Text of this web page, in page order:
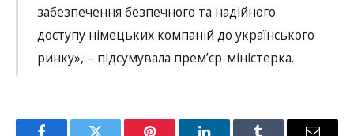
забезпечення безпечного та надійного
доступу німецьких компаній до українського
ринку», – підсумувала прем’єр-міністерка.